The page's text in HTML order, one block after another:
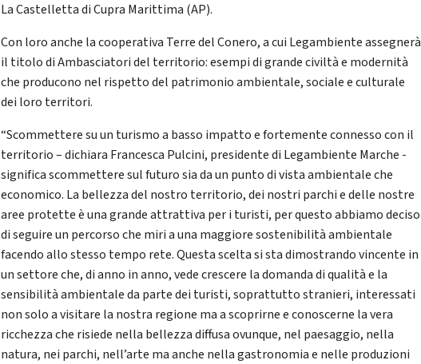
La Castelletta di Cupra Marittima (AP).
Con loro anche la cooperativa Terre del Conero, a cui Legambiente assegnerà
il titolo di Ambasciatori del territorio: esempi di grande civiltà e modernità
che producono nel rispetto del patrimonio ambientale, sociale e culturale
dei loro territori.
“Scommettere su un turismo a basso impatto e fortemente connesso con il
territorio – dichiara Francesca Pulcini, presidente di Legambiente Marche -
significa scommettere sul futuro sia da un punto di vista ambientale che
economico. La bellezza del nostro territorio, dei nostri parchi e delle nostre
aree protette è una grande attrattiva per i turisti, per questo abbiamo deciso
di seguire un percorso che miri a una maggiore sostenibilità ambientale
facendo allo stesso tempo rete. Questa scelta si sta dimostrando vincente in
un settore che, di anno in anno, vede crescere la domanda di qualità e la
sensibilità ambientale da parte dei turisti, soprattutto stranieri, interessati
non solo a visitare la nostra regione ma a scoprirne e conoscerne la vera
ricchezza che risiede nella bellezza diffusa ovunque, nel paesaggio, nella
natura, nei parchi, nell’arte ma anche nella gastronomia e nelle produzioni